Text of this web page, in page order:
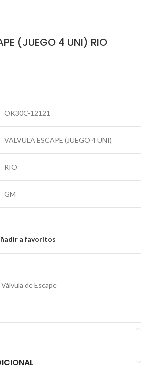
(JUEGO 4 UNI) RIO
OK30C-12121
VALVULA ESCAPE (JUEGO 4 UNI)
RIO
GM
a favoritos
Válvula de Escape